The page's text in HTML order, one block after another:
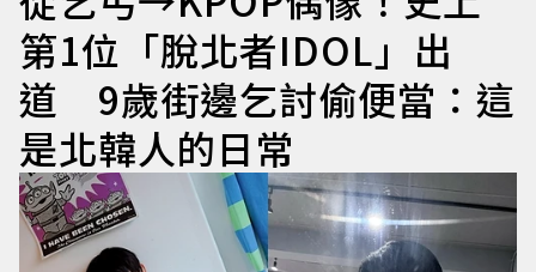
第1位「脫北者IDOL」出
道 9歲街邊乞討偷便當：這
是北韓人的日常